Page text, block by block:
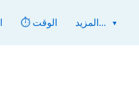
⏱️ الوقت المزيد...